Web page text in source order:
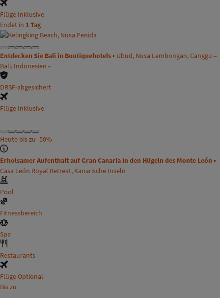
Flüge Inklusive
Endet in 1 Tag
Entdecken Sie Bali in Boutiquehotels • Ubud, Nusa Lembongan, Canggu –
Bali, Indonesien •
DRSF-abgesichert
Flüge Inklusive
Heute bis zu -50%
Erholsamer Aufenthalt auf Gran Canaria in den Hügeln des Monte León •
Casa León Royal Retreat, Kanarische Inseln
Pool
Fitnessbereich
Spa
Restaurants
Flüge Optional
Bis zu